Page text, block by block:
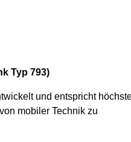
Typ 793)
und entspricht
mobiler Technik zu